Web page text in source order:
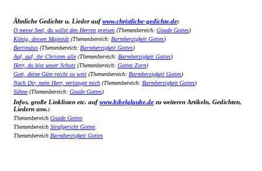
Ähnliche Gedichte u. Lieder aufwww.christliche-gedichte.de:
O meine Seel, du sollst den Herren preisen (Themenbereich: Gnade Gottes)
König, dessen Majestät (Themenbereich: Barmherzigkeit Gottes)
Bartimäus (Themenbereich: Barmherzigkeit Gottes)
Auf, auf, ihr Christen alle(Themenbereich: Barmherzigkeit Gottes)
Herr, du bist unser Schutz (Themenbereich: Gottes Zorn)
Gott, deine Güte reicht so weit (Themenbereich: Barmherzigkeit Gottes)
Nach Dir, mein Herr, verlanget mich (Themenbereich: Barmherzigkeit Gottes)
Sühne(Themenbereich: Gnade Gottes)
Infos, große Linklisten etc. aufwww.bibelglaube.de zu weiteren Artikeln, Gedichten,
Liedern usw.:
Themenbereich Gnade Gottes
Themenbereich Strafgericht Gottes
Themenbereich Barmherzigkeit Gottes